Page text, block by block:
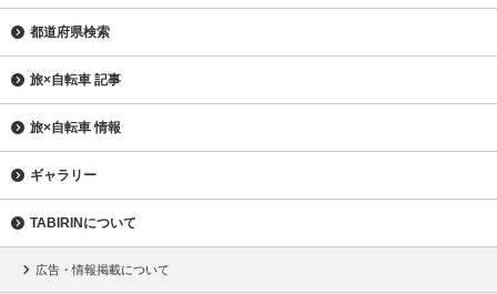
都道府県検索
旅×自転車 記事
旅×自転車 情報
ギャラリー
TABIRINについて
広告・情報掲載について